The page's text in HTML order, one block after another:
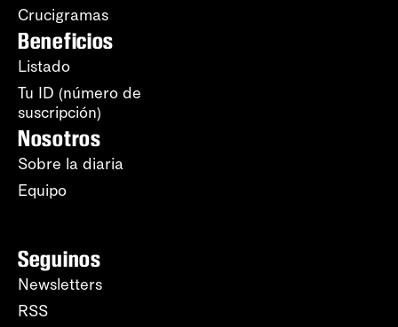
Crucigramas
Beneficios
Listado
Tu ID (número de
suscripción)
Nosotros
Sobre la diaria
Equipo
Seguinos
Newsletters
RSS